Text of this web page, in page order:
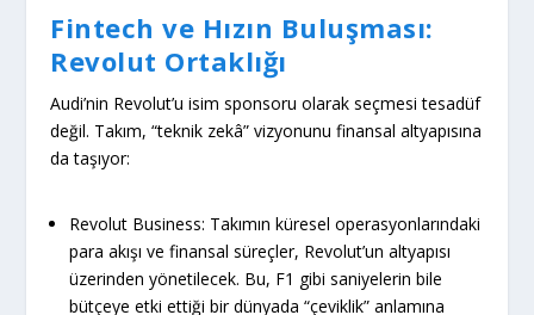
Fintech ve Hızın Buluşması:
Revolut Ortaklığı
Audi’nin Revolut’u isim sponsoru olarak seçmesi tesadüf
değil. Takım, “teknik zekâ” vizyonunu finansal altyapısına
da taşıyor:
Revolut Business: Takımın küresel operasyonlarındaki
para akışı ve finansal süreçler, Revolut’un altyapısı
üzerinden yönetilecek. Bu, F1 gibi saniyelerin bile
bütçeye etki ettiği bir dünyada “çeviklik” anlamına